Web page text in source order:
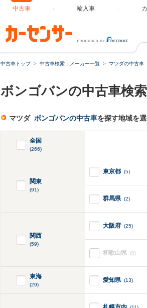
中古車 輸入車
中古車トップ 中古車検索：メーカー一覧 マツダの中古車
ボンゴバンの中古車検
マツダ ボンゴバンの中古車を探す地域を
全国
(266)
関東
(91)
東京都 (5)
群馬県 (2)
関西
(59)
大阪府 (25)
和歌山県 (0)
東海
(29)
愛知県 (13)